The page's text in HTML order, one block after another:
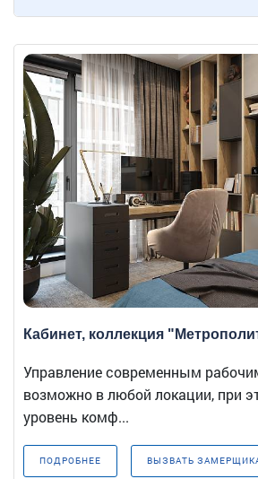
Кабинет, коллекция
Управление современным
возможно в любой локации, при
уровень комф...
ПОДРОБНЕЕ ВЫЗВАТЬ